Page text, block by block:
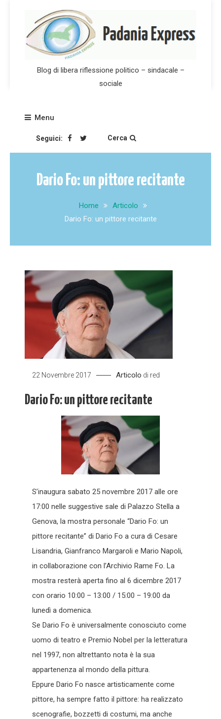
Blog di libera riflessione politico – sindacale –
sociale
Menu
Seguici: Cerca
Dario Fo: un pittore recitante
Home
Articolo
Dario Fo: un pittore recitante
22 Novembre 2017 Articolo di red
Dario Fo: un pittore recitante
S’inaugura sabato 25 novembre 2017 alle ore
17:00 nelle suggestive sale di Palazzo Stella a
Genova, la mostra personale “Dario Fo: un
pittore recitante” di Dario Fo a cura di Cesare
Lisandria, Gianfranco Margaroli e Mario Napoli,
in collaborazione con l’Archivio Rame Fo. La
mostra resterà aperta fino al 6 dicembre 2017
con orario 10:00 – 13:00 / 15:00 – 19:00 da
lunedì a domenica.
Se Dario Fo è universalmente conosciuto come
uomo di teatro e Premio Nobel per la letteratura
nel 1997, non altrettanto nota è la sua
appartenenza al mondo della pittura.
Eppure Dario Fo nasce artisticamente come
pittore, ha sempre fatto il pittore: ha realizzato
scenografie, bozzetti di costumi, ma anche